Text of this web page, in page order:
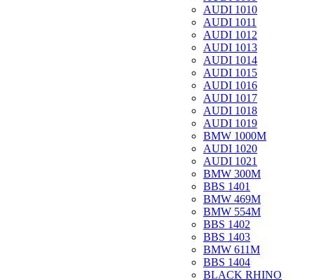
AUDI 1010
AUDI 1011
AUDI 1012
AUDI 1013
AUDI 1014
AUDI 1015
AUDI 1016
AUDI 1017
AUDI 1018
AUDI 1019
BMW 1000M
AUDI 1020
AUDI 1021
BMW 300M
BBS 1401
BMW 469M
BMW 554M
BBS 1402
BBS 1403
BMW 611M
BBS 1404
BLACK RHINO